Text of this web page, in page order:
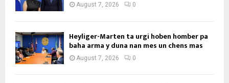
August 7, 2026 0
Heyliger-Marten ta urgi hoben homber pa
baha arma y duna nan mes un chens mas
August 7, 2026 0